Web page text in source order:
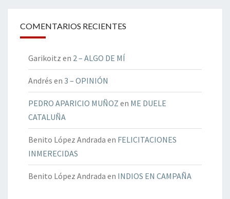
COMENTARIOS RECIENTES
Garikoitz en 2 – ALGO DE MÍ
Andrés en 3 – OPINIÓN
PEDRO APARICIO MUÑOZ en ME DUELE
CATALUÑA
Benito López Andrada en FELICITACIONES
INMERECIDAS
Benito López Andrada en INDIOS EN CAMPAÑA